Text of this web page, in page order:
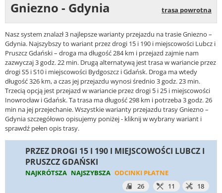
Gniezno - Gdynia trasa powrotna
Nasz system znalazł 3 najlepsze warianty przejazdu na trasie Gniezno –
Gdynia. Najszybszy to wariant przez drogi 15 i 190 i miejscowości Lubcz i
Pruszcz Gdański – droga ma długość 284 km i przejazd zajmie nam
zazwyczaj 3 godz. 22 min. Drugą alternatywą jest trasa w wariancie przez
drogi S5 i S10 i miejscowości Bydgoszcz i Gdańsk. Droga ma wtedy
długość 326 km, a czas jej przejazdu wynosi średnio 3 godz. 23 min.
Trzecią opcją jest przejazd w wariancie przez drogi 5 i 25 i miejscowości
Inowrocław i Gdańsk. Ta trasa ma długość 298 km i potrzeba 3 godz. 26
min na jej przejechanie. Wszystkie warianty przejazdu trasy Gniezno –
Gdynia szczegółowo opisujemy poniżej - kliknij w wybrany wariant i
sprawdź pełen opis trasy.
PRZEZ DROGI 15 I 190 I MIEJSCOWOŚCI LUBCZ I
PRUSZCZ GDAŃSKI
NAJKRÓTSZA NAJSZYBSZA ODCINKI PŁATNE
26
11 18